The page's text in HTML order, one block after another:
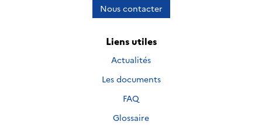
Nous contacter
Liens utiles
Actualités
Les documents
FAQ
Glossaire